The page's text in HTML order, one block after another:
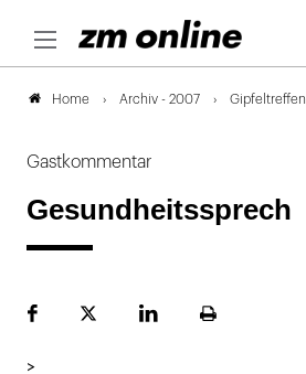
Home Archiv - 2007 Gipfeltreffen
Gastkommentar
Gesundheitssprech
FacebookPlattformLinekdInSeite
>